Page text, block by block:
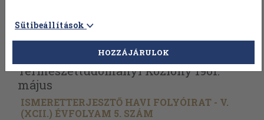
Vissza az előző oldalra Válasszon példányt
Természettudományi Közlöny 1961.
május
ISMERETTERJESZTŐ HAVI FOLYÓIRAT - V.
(XCII.) ÉVFOLYAM 5. SZÁM
Sütibeállítások
HOZZÁJÁRULOK